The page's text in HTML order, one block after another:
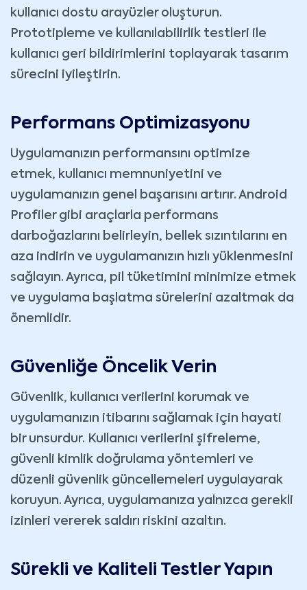
kullanıcı dostu arayüzler oluşturun.
Prototipleme ve kullanılabilirlik testleri ile
kullanıcı geri bildirimlerini toplayarak tasarım
sürecini iyileştirin.
Performans Optimizasyonu
Uygulamanızın performansını optimize
etmek, kullanıcı memnuniyetini ve
uygulamanızın genel başarısını artırır. Android
Profiler gibi araçlarla performans
darboğazlarını belirleyin, bellek sızıntılarını en
aza indirin ve uygulamanızın hızlı yüklenmesini
sağlayın. Ayrıca, pil tüketimini minimize etmek
ve uygulama başlatma sürelerini azaltmak da
önemlidir.
Güvenliğe Öncelik Verin
Güvenlik, kullanıcı verilerini korumak ve
uygulamanızın itibarını sağlamak için hayati
bir unsurdur. Kullanıcı verilerini şifreleme,
güvenli kimlik doğrulama yöntemleri ve
düzenli güvenlik güncellemeleri uygulayarak
koruyun. Ayrıca, uygulamanıza yalnızca gerekli
izinleri vererek saldırı riskini azaltın.
Sürekli ve Kaliteli Testler Yapın